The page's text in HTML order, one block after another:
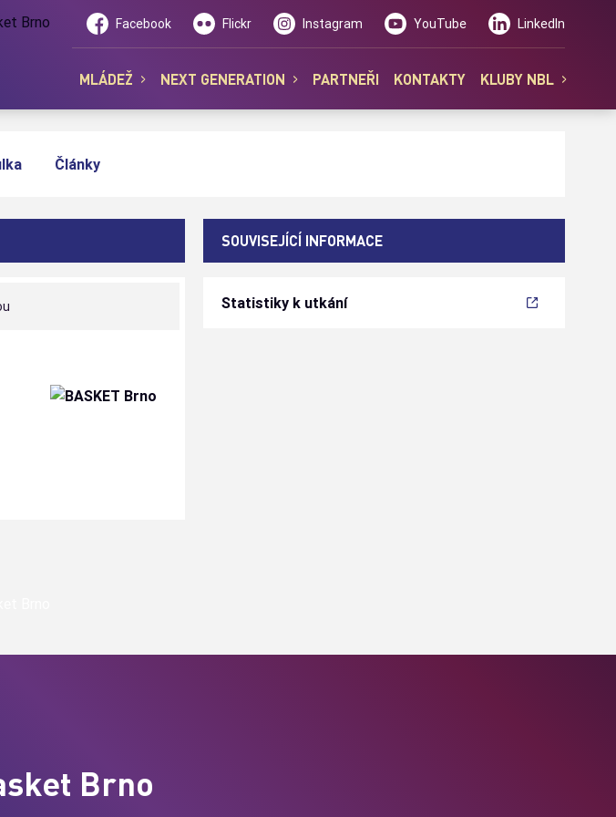
Facebook Flickr Instagram YouTube LinkedIn
MLÁDEŽ NEXT GENERATION PARTNEŘI KONTAKTY KLUBY NBL
Články
SOUVISEJÍCÍ INFORMACE
Statistiky k utkání
Brno